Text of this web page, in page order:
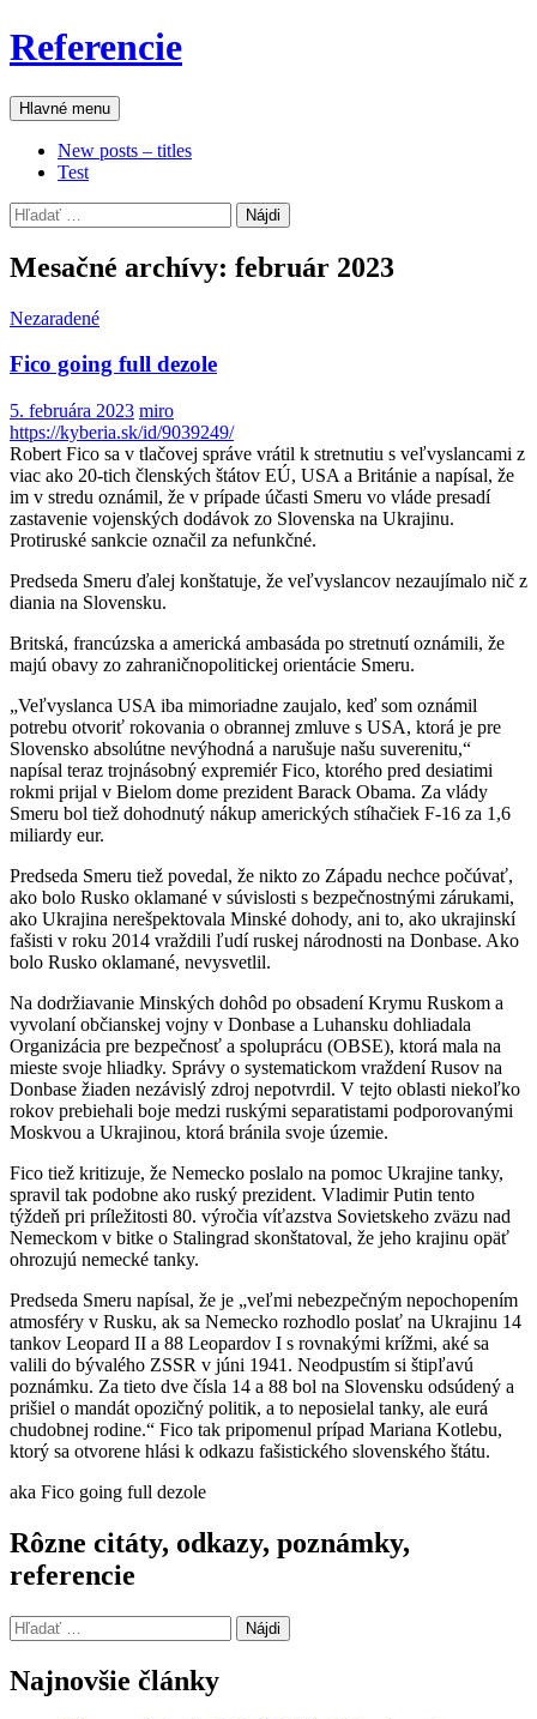
Preskočiť
na
Referencie
Hľadať
Hlavné menu
New posts – titles
Test
Hľadať:
Mesačné archívy: február 2023
Nezaradené
Fico going full dezole
5. februára 2023 miro
https://kyberia.sk/id/9039249/
Robert Fico sa v tlačovej správe vrátil k stretnutiu s veľvyslancami z
viac ako 20-tich členských štátov EÚ, USA a Británie a napísal, že
im v stredu oznámil, že v prípade účasti Smeru vo vláde presadí
zastavenie vojenských dodávok zo Slovenska na Ukrajinu.
Protiruské sankcie označil za nefunkčné.
Predseda Smeru ďalej konštatuje, že veľvyslancov nezaujímalo nič z
diania na Slovensku.
Britská, francúzska a americká ambasáda po stretnutí oznámili, že
majú obavy zo zahraničnopolitickej orientácie Smeru.
„Veľvyslanca USA iba mimoriadne zaujalo, keď som oznámil
potrebu otvoriť rokovania o obrannej zmluve s USA, ktorá je pre
Slovensko absolútne nevýhodná a narušuje našu suverenitu,“
napísal teraz trojnásobný expremiér Fico, ktorého pred desiatimi
rokmi prijal v Bielom dome prezident Barack Obama. Za vlády
Smeru bol tiež dohodnutý nákup amerických stíhačiek F-16 za 1,6
miliardy eur.
Predseda Smeru tiež povedal, že nikto zo Západu nechce počúvať,
ako bolo Rusko oklamané v súvislosti s bezpečnostnými zárukami,
ako Ukrajina nerešpektovala Minské dohody, ani to, ako ukrajinskí
fašisti v roku 2014 vraždili ľudí ruskej národnosti na Donbase. Ako
bolo Rusko oklamané, nevysvetlil.
Na dodržiavanie Minských dohôd po obsadení Krymu Ruskom a
vyvolaní občianskej vojny v Donbase a Luhansku dohliadala
Organizácia pre bezpečnosť a spoluprácu (OBSE), ktorá mala na
mieste svoje hliadky. Správy o systematickom vraždení Rusov na
Donbase žiaden nezávislý zdroj nepotvrdil. V tejto oblasti niekoľko
rokov prebiehali boje medzi ruskými separatistami podporovanými
Moskvou a Ukrajinou, ktorá bránila svoje územie.
Fico tiež kritizuje, že Nemecko poslalo na pomoc Ukrajine tanky,
spravil tak podobne ako ruský prezident. Vladimir Putin tento
týždeň pri príležitosti 80. výročia víťazstva Sovietskeho zväzu nad
Nemeckom v bitke o Stalingrad skonštatoval, že jeho krajinu opäť
ohrozujú nemecké tanky.
Predseda Smeru napísal, že je „veľmi nebezpečným nepochopením
atmosféry v Rusku, ak sa Nemecko rozhodlo poslať na Ukrajinu 14
tankov Leopard II a 88 Leopardov I s rovnakými krížmi, aké sa
valili do bývalého ZSSR v júni 1941. Neodpustím si štipľavú
poznámku. Za tieto dve čísla 14 a 88 bol na Slovensku odsúdený a
prišiel o mandát opozičný politik, a to neposielal tanky, ale eurá
chudobnej rodine.“ Fico tak pripomenul prípad Mariana Kotlebu,
ktorý sa otvorene hlási k odkazu fašistického slovenského štátu.
aka Fico going full dezole
Rôzne citáty, odkazy, poznámky,
referencie
Hľadať:
Najnovšie články